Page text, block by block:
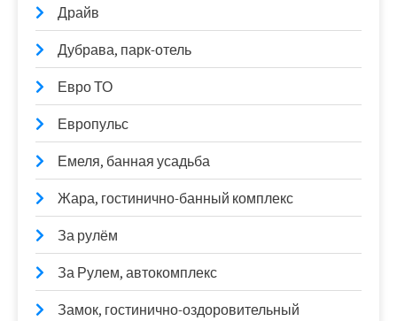
Драйв
Дубрава, парк-отель
Евро ТО
Европульс
Емеля, банная усадьба
Жара, гостинично-банный комплекс
За рулём
За Рулем, автокомплекс
Замок, гостинично-оздоровительный